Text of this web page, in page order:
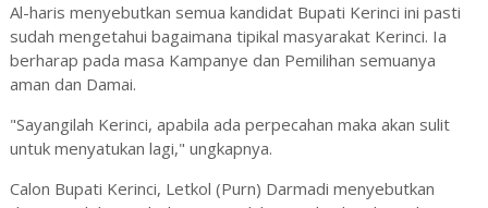
Al-haris menyebutkan semua kandidat Bupati Kerinci ini pasti
sudah mengetahui bagaimana tipikal masyarakat Kerinci. Ia
berharap pada masa Kampanye dan Pemilihan semuanya
aman dan Damai.
"Sayangilah Kerinci, apabila ada perpecahan maka akan sulit
untuk menyatukan lagi," ungkapnya.
Calon Bupati Kerinci, Letkol (Purn) Darmadi menyebutkan